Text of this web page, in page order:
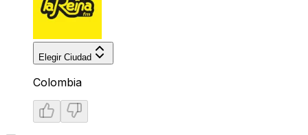
Elegir Ciudad
Colombia